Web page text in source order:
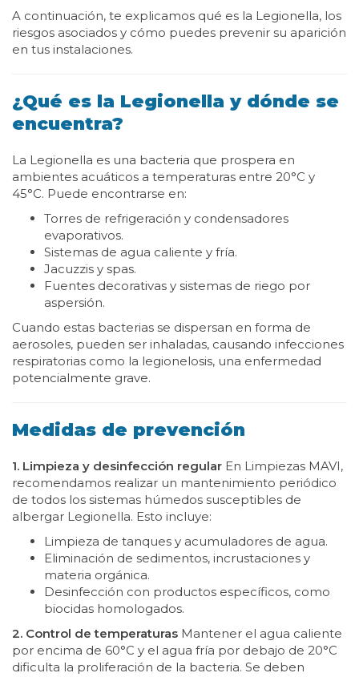
A continuación, te explicamos qué es la Legionella, los
riesgos asociados y cómo puedes prevenir su aparición
en tus instalaciones.
¿Qué es la Legionella y dónde se
encuentra?
La Legionella es una bacteria que prospera en
ambientes acuáticos a temperaturas entre 20°C y
45°C. Puede encontrarse en:
Torres de refrigeración y condensadores
evaporativos.
Sistemas de agua caliente y fría.
Jacuzzis y spas.
Fuentes decorativas y sistemas de riego por
aspersión.
Cuando estas bacterias se dispersan en forma de
aerosoles, pueden ser inhaladas, causando infecciones
respiratorias como la legionelosis, una enfermedad
potencialmente grave.
Medidas de prevención
1. Limpieza y desinfección regular En Limpiezas MAVI,
recomendamos realizar un mantenimiento periódico
de todos los sistemas húmedos susceptibles de
albergar Legionella. Esto incluye:
Limpieza de tanques y acumuladores de agua.
Eliminación de sedimentos, incrustaciones y
materia orgánica.
Desinfección con productos específicos, como
biocidas homologados.
2. Control de temperaturas Mantener el agua caliente
por encima de 60°C y el agua fría por debajo de 20°C
dificulta la proliferación de la bacteria. Se deben